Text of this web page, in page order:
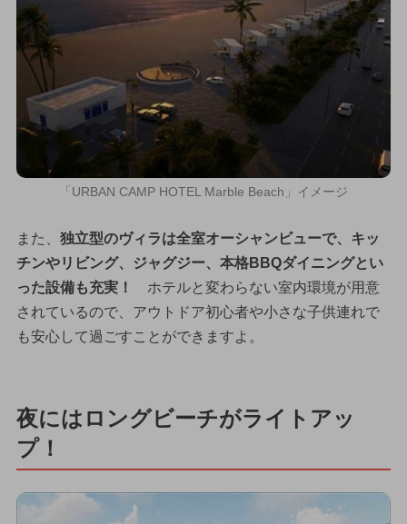
「URBAN CAMP HOTEL Marble Beach」イメージ
また、 独立型のヴィラは全室オーシャンビューで、キッ
チンやリビング、ジャグジー、本格BBQダイニングとい
った設備も充実！
ホテルと変わらない室内環境が用意
されているので、アウトドア初心者や小さな子供連れで
も安心して過ごすことができますよ。
夜にはロングビーチがライトアッ
プ！